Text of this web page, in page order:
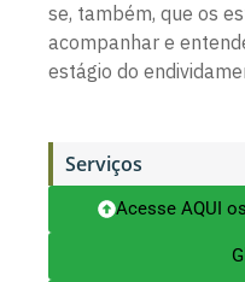
se, também, que os
acompanhar e
estágio do
Serviços
Acesse AQUI